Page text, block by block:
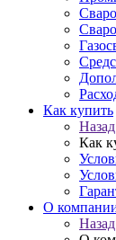
Как купить
Назад
Как
О
Назад